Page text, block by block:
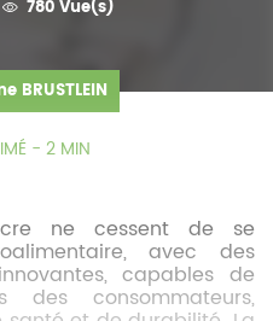
780 Vue(s)
BRUSTLEIN
- 2 MIN
ne cessent de se
avec des
capables de
des consommateurs,